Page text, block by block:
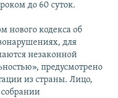
до 60 суток.
нового кодекса об
для
незаконной
предусмотрено
из страны. Лицо,